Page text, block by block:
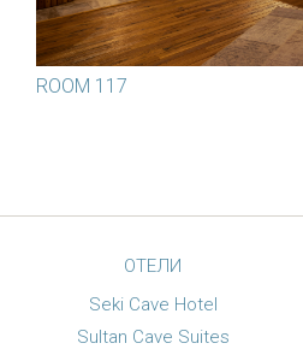
ROOM 117
ОТЕЛИ
Seki Cave Hotel
Sultan Cave Suites